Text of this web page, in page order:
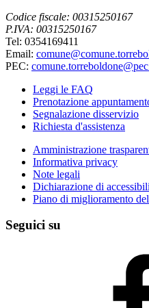
Codice fiscale: 00315250167
P.IVA: 00315250167
Tel: 0354169411
Email:
PEC:
Leggi le FAQ
Prenotazione
Segnalazione disservizio
Richiesta d'assistenza
Amministrazione
Informativa privacy
Note legali
Dichiarazione di
Piano di miglioramento
Seguici su